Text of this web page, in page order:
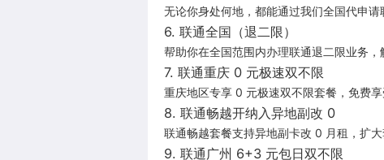
无论你身处何地，都能通过我们全国代申
6. 联通全国（退二限）
帮助你在全国范围内办理联通退二限业务
7. 联通重庆 0 元极速双不限
重庆地区专享 0 元极速双不限套餐，免费
8. 联通畅越开纳入异地副改 0
联通畅越套餐支持异地副卡改 0 月租，扩
9. 联通广州 6+3 元包日双不限